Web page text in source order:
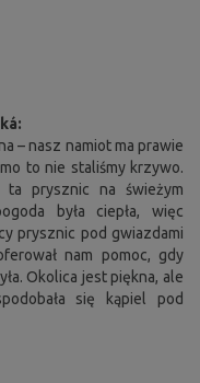
– nasz namiot ma prawie
to nie staliśmy krzywo.
ta prysznic na świeżym
była ciepła, więc
prysznic pod gwiazdami
nam pomoc, gdy
Okolica jest piękna, ale
się kąpiel pod